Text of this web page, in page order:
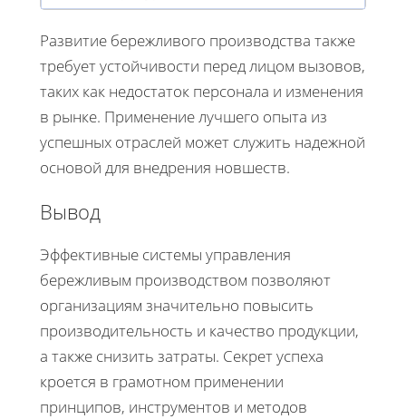
Развитие бережливого производства также
требует устойчивости перед лицом вызовов,
таких как недостаток персонала и изменения
в рынке. Применение лучшего опыта из
успешных отраслей может служить надежной
основой для внедрения новшеств.
Вывод
Эффективные системы управления
бережливым производством позволяют
организациям значительно повысить
производительность и качество продукции,
а также снизить затраты. Секрет успеха
кроется в грамотном применении
принципов, инструментов и методов